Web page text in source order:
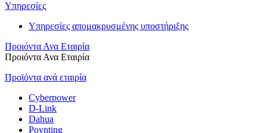
Υπηρεσίες
Υπηρεσίες απομακρυσμένης υποστήριξης
Προιόντα Ανα Εταιρία
Προιόντα Ανα Εταιρία
Προϊόντα ανά εταιρία
Cyberpower
D-Link
Dahua
Poynting